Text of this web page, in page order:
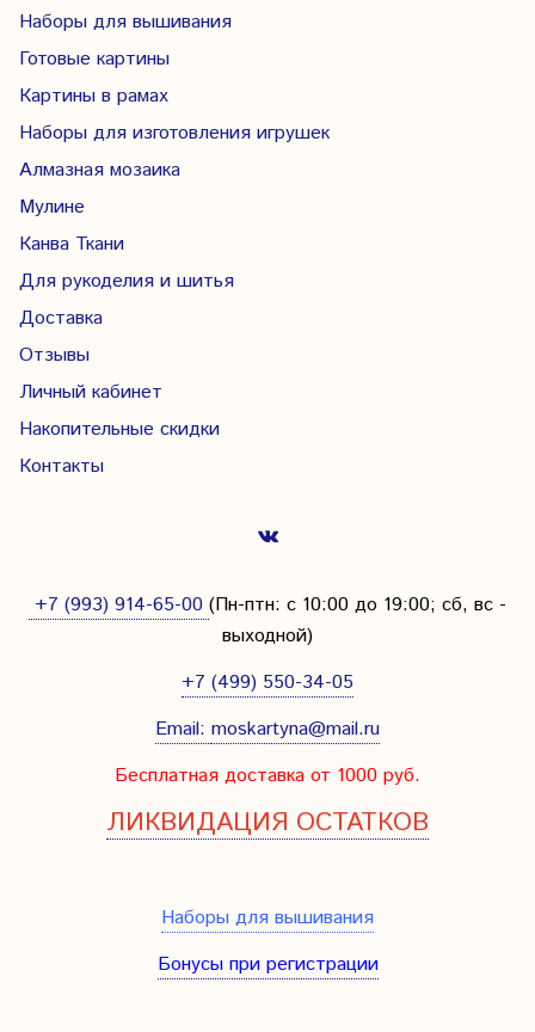
Наборы для вышивания
Готовые картины
Картины в рамах
Наборы для изготовления игрушек
Алмазная мозаика
Мулине
Канва Ткани
Для рукоделия и шитья
Доставка
Отзывы
Личный кабинет
Накопительные скидки
Контакты
+7 (993) 914-65-00 (Пн-птн: с 10:00 до 19:00; сб, вс -
выходной)
+7 (499) 550-34-05
Email: moskartyna@mail.ru
Бесплатная доставка от 1000 руб.
ЛИКВИДАЦИЯ ОСТАТКОВ
Наборы для вышивания
Бонусы при регистрации